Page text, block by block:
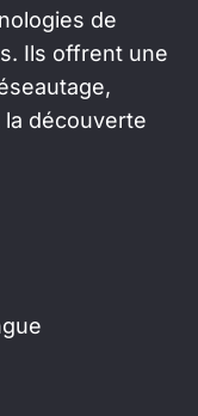
de
Ils offrent une
la découverte